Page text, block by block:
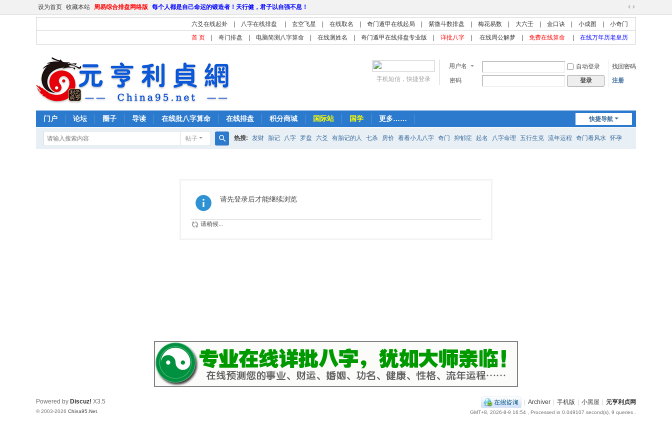
设为首页 收藏本站 周易综合排盘网络版 每个人都是自己命运的锻造者！天行健，君子以自强不息！
切
换
到
宽
六爻在线起卦 八字在线排盘 玄空飞星 在线取名 奇门遁甲在线起局 紫微斗数排盘 梅花易数 大六壬 金口诀 小成图
小奇门
首 页
奇门排盘 电脑简测八字算命 在线测姓名 奇门遁甲在线排盘专业版 详批八字 在线周公解梦 免费在线算命 在线万年历老皇历
用户名 自动登录
找回密码
密码
登录 注册
手机短信，快捷登录
快捷导航
门户 论坛 圈子 导读 在线批八字算命 在线排盘 积分商城 国际站 国学 更多……
帖子 热搜: 发财 胎记 八字 罗盘 六爻 有胎记的人 七杀 房价 看看小儿八字 奇门 抑郁症 起名 八字命理 五行生克 流年运程 奇门看风水 怀孕
请先登录后才能继续浏览
请稍候...
| Archiver | 手机版 | 小黑屋 | 元亨利贞网
GMT+8, 2026-8-9 16:54 , Processed in 0.049107 second(s), 9 queries .
Powered by Discuz! X3.5
© 2003-2026 China95.Net